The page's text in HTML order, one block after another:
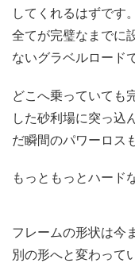
してくれるはずです。
全てが完璧なまでに
ないグラベルロード
どこへ乗っていても
した砂利場に突っ込
だ瞬間のパワーロス
もっともっとハード
フレームの形状は今
別の形へと変わって